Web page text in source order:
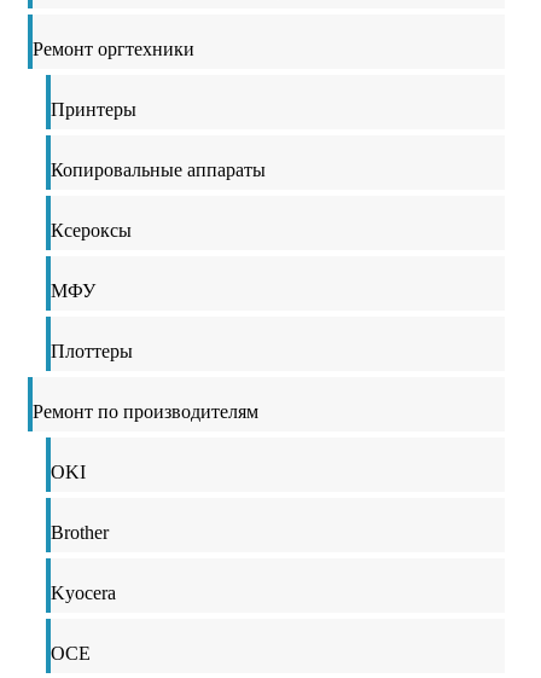
Ремонт оргтехники
Принтеры
Копировальные аппараты
Ксероксы
МФУ
Плоттеры
Ремонт по производителям
OKI
Brother
Kyocera
OCE